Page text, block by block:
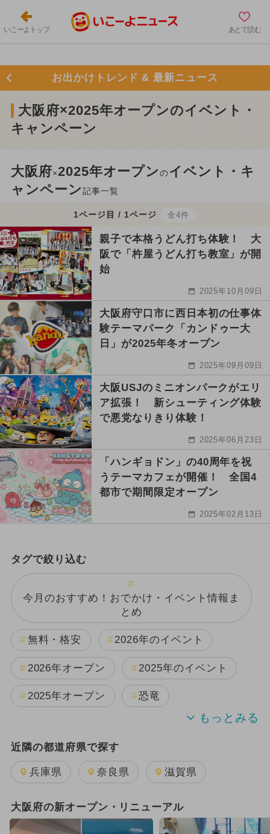
いこーよトップ あとで読む
お出かけトレンド & 最新ニュース
大阪府×2025年オープンのイベント・
キャンペーン
大阪府×2025年オープンのイベント・キ
ャンペーン記事一覧
1ページ目 / 1ページ 全4件
親子で本格うどん打ち体験！ 大
阪で「杵屋うどん打ち教室」が開
始
2025年10月09日
大阪府守口市に西日本初の仕事体
験テーマパーク「カンドゥー大
日」が2025年冬オープン
2025年09月09日
大阪USJのミニオンパークがエリ
ア拡張！ 新シューティング体験
で悪党なりきり体験！
2025年06月23日
「ハンギョドン」の40周年を祝
うテーマカフェが開催！ 全国4
都市で期間限定オープン
2025年02月13日
タグで絞り込む
今月のおすすめ！おでかけ・イベント情報ま
とめ
無料・格安 2026年のイベント
2026年オープン 2025年のイベント
2025年オープン 恐竜
2024年のイベント
週末イベント関西パック 雨の日OK
GW(ゴールデンウィーク)
近隣の都道府県で探す
兵庫県 奈良県 滋賀県
大阪府の新オープン・リニューアル